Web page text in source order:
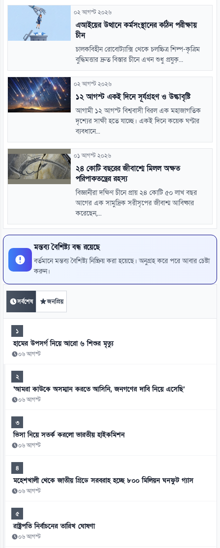
০২ আগস্ট ২০২৬
এআইয়ের উত্থানে কর্মসংস্থানের কঠিন পরীক্ষায়
চীন
চালকবিহীন রোবোট্যাক্সি থেকে চলচ্চিত্র শিল্প-কৃত্রিম
বুদ্ধিমত্তার দ্রুত বিস্তার চীনে এখন শুধু প্রযুক্...
০২ আগস্ট ২০২৬
১২ আগস্ট একই দিনে সূর্যগ্রহণ ও উল্কাবৃষ্টি
আগামী ১২ আগস্ট বিশ্ববাসী বিরল এক মহাজাগতিক
দৃশ্যের সাক্ষী হতে যাচ্ছে। একই দিনে কয়েক ঘণ্টার
ব্যবধানে...
০১ আগস্ট ২০২৬
২৪ কোটি বছরের জীবাশ্মে মিলল অক্ষত
পরিপাকতন্ত্রের রহস্য
বিজ্ঞানীরা দক্ষিণ চীনে প্রায় ২৪ কোটি ৫০ লাখ বছর
আগের এক সামুদ্রিক সরীসৃপের জীবাশ্ম আবিষ্কার
করেছেন,...
মন্তব্য বৈশিষ্ট্য বন্ধ রয়েছে
বর্তমানে মন্তব্য বৈশিষ্ট্য নিষ্ক্রিয় করা হয়েছে। অনুগ্রহ করে পরে আবার চেষ্টা
করুন।
সর্বশেষ জনপ্রিয়
১
হামের উপসর্গ নিয়ে আরো ৬ শিশুর মৃত্যু
০৬ আগস্ট
২
‘আমরা কাউকে অসম্মান করতে আসিনি, জনগণের দাবি নিয়ে এসেছি’
০৬ আগস্ট
৩
ভিসা নিয়ে সতর্ক করলো ভারতীয় হাইকমিশন
০৬ আগস্ট
৪
মহেশখালী থেকে জাতীয় গ্রিডে সরবরাহ হচ্ছে ৮০০ মিলিয়ন ঘনফুট গ্যাস
০৬ আগস্ট
৫
রাষ্ট্রপতি নির্বাচনের তারিখ ঘোষণা
০৬ আগস্ট